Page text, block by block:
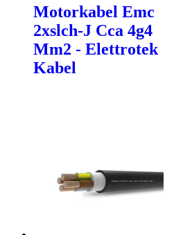
Motorkabel Emc
2xslch-J Cca 4g4
Mm2 - Elettrotek
Kabel